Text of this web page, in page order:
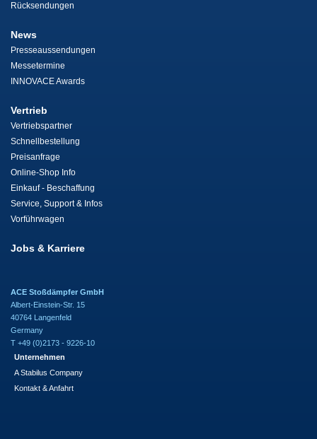
Rücksendungen
News
Presseaussendungen
Messetermine
INNOVACE Awards
Vertrieb
Vertriebspartner
Schnellbestellung
Preisanfrage
Online-Shop Info
Einkauf - Beschaffung
Service, Support & Infos
Vorführwagen
Jobs & Karriere
ACE Stoßdämpfer GmbH
Albert-Einstein-Str. 15
40764 Langenfeld
Germany
T +49 (0)2173 - 9226-10
Unternehmen
A Stabilus Company
Kontakt & Anfahrt